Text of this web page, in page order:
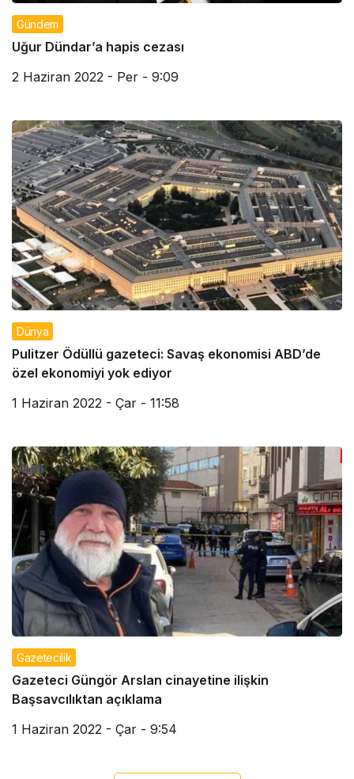
Gündem
Uğur Dündar’a hapis cezası
2 Haziran 2022 - Per - 9:09
Dünya
Pulitzer Ödüllü gazeteci: Savaş ekonomisi ABD’de
özel ekonomiyi yok ediyor
1 Haziran 2022 - Çar - 11:58
Gazetecilik
Gazeteci Güngör Arslan cinayetine ilişkin
Başsavcılıktan açıklama
1 Haziran 2022 - Çar - 9:54